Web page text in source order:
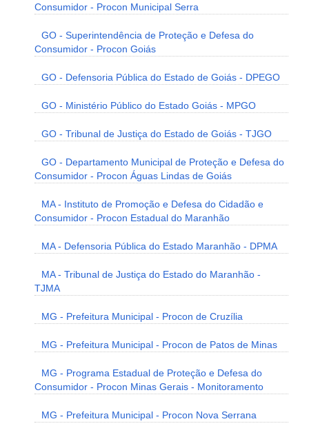
Consumidor - Procon Municipal Serra
GO - Superintendência de Proteção e Defesa do
Consumidor - Procon Goiás
GO - Defensoria Pública do Estado de Goiás - DPEGO
GO - Ministério Público do Estado Goiás - MPGO
GO - Tribunal de Justiça do Estado de Goiás - TJGO
GO - Departamento Municipal de Proteção e Defesa do
Consumidor - Procon Águas Lindas de Goiás
MA - Instituto de Promoção e Defesa do Cidadão e
Consumidor - Procon Estadual do Maranhão
MA - Defensoria Pública do Estado Maranhão - DPMA
MA - Tribunal de Justiça do Estado do Maranhão -
TJMA
MG - Prefeitura Municipal - Procon de Cruzília
MG - Prefeitura Municipal - Procon de Patos de Minas
MG - Programa Estadual de Proteção e Defesa do
Consumidor - Procon Minas Gerais - Monitoramento
MG - Prefeitura Municipal - Procon Nova Serrana